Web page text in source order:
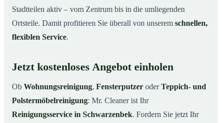
Stadtteilen aktiv – vom Zentrum bis in die umliegenden
Ortsteile. Damit profitieren Sie überall von unserem schnellen,
flexiblen Service.
Jetzt kostenloses Angebot einholen
Ob Wohnungsreinigung, Fensterputzer oderTeppich- und
Polstermöbelreinigung: Mr. Cleaner ist Ihr
Reinigungsservice in Schwarzenbek. Fordern Sie jetzt Ihr